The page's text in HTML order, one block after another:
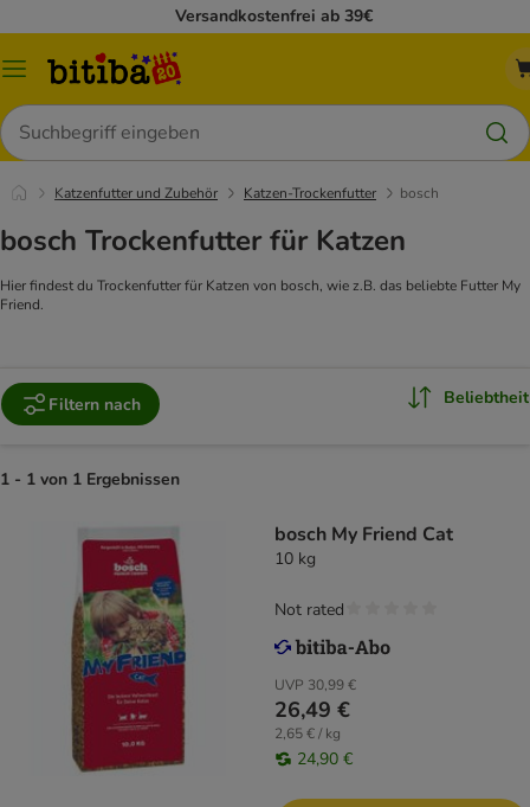
Versandkostenfrei ab 39€
Menü
Suchen
Katzenfutter und Zubehör Katzen-Trockenfutter bosch
bosch Trockenfutter für Katzen
Hier findest du Trockenfutter für Katzen von bosch, wie z.B. das beliebte Futter My
Friend.
Filtern nach Beliebtheit
1 - 1 von 1 Ergebnissen
bosch My Friend Cat
10 kg
UVP 30,99 €
26,49 €
2,65 € / kg
24,90 €
Not rated